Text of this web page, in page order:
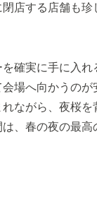
店する店舗も珍
確実に手に入れ
場へ向かうのが
ながら、夜桜を
、春の夜の最高